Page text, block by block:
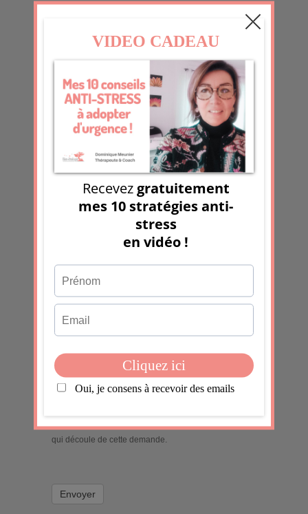
Prénom & Nom
Email*
En soumettant ce formulaire, j'accepte que les
informations saisies dans ce formulaire soient utilisées
qui découle de cette demande.
Envoyer